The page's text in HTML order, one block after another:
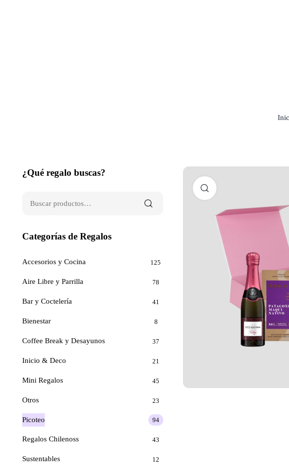
¿Qué regalo buscas?
Categorías de Regalos
Accesorios y Cocina 125
Aire Libre y Parrilla 78
Bar y Coctelería 41
Bienestar 8
Coffee Break y Desayunos 37
Inicio & Deco 21
Mini Regalos 45
Otros 23
Picoteo 94
Regalos Chilenoss 43
Sustentables 12